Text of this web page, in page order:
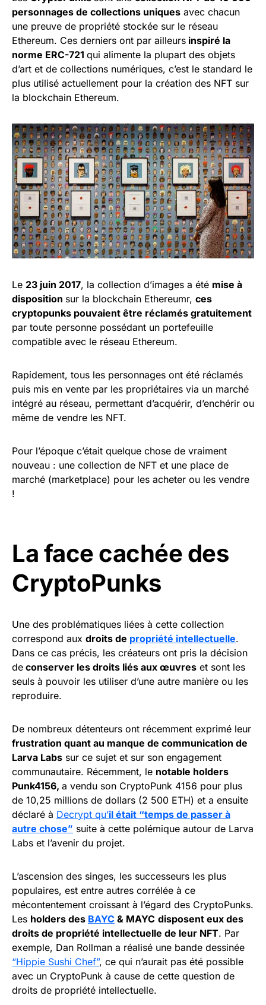
personnages de collections uniques avec chacun
une preuve de propriété stockée sur le réseau
Ethereum. Ces derniers ont par ailleurs inspiré la
norme ERC-721 qui alimente la plupart des objets
d’art et de collections numériques, c’est le standard le
plus utilisé actuellement pour la création des NFT sur
la blockchain Ethereum.
Le 23 juin 2017, la collection d’images a été mise à
disposition sur la blockchain Ethereumr, ces
cryptopunks pouvaient être réclamés gratuitement
par toute personne possédant un portefeuille
compatible avec le réseau Ethereum.
Rapidement, tous les personnages ont été réclamés
puis mis en vente par les propriétaires via un marché
intégré au réseau, permettant d’acquérir, d’enchérir ou
même de vendre les NFT.
Pour l’époque c’était quelque chose de vraiment
nouveau : une collection de NFT et une place de
marché (marketplace) pour les acheter ou les vendre
!
La face cachée des
CryptoPunks
Une des problématiques liées à cette collection
correspond aux droits de propriété intellectuelle.
Dans ce cas précis, les créateurs ont pris la décision
de conserver les droits liés aux œuvres et sont les
seuls à pouvoir les utiliser d’une autre manière ou les
reproduire.
De nombreux détenteurs ont récemment exprimé leur
frustration quant au manque de communication de
Larva Labs sur ce sujet et sur son engagement
communautaire. Récemment, le notable holders
Punk4156, a vendu son CryptoPunk 4156 pour plus
de 10,25 millions de dollars (2 500 ETH) et a ensuite
déclaré à Decrypt qu’il était “temps de passer à
autre chose” suite à cette polémique autour de Larva
Labs et l’avenir du projet.
L’ascension des singes, les successeurs les plus
populaires, est entre autres corrélée à ce
mécontentement croissant à l’égard des CryptoPunks.
Les holders des BAYC & MAYC disposent eux des
droits de propriété intellectuelle de leur NFT. Par
exemple, Dan Rollman a réalisé une bande dessinée
“Hippie Sushi Chef”, ce qui n’aurait pas été possible
avec un CryptoPunk à cause de cette question de
droits de propriété intellectuelle.